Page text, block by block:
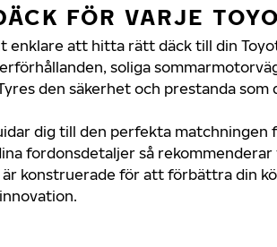
FÖR VARJE
enklare att hitta rätt däck till din
soliga
den säkerhet och prestanda som
dig till den perfekta matchningen
fordonsdetaljer så
är konstruerade för att förbättra din